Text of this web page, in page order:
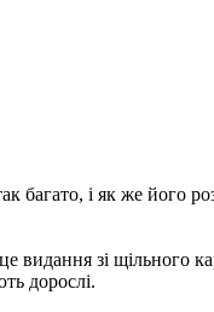
багато, і як же його
зі щільного
дорослі.